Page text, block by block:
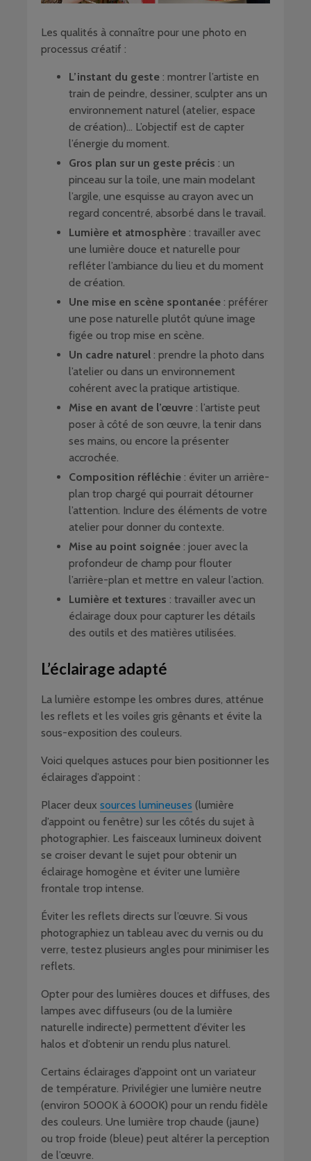
Les qualités à connaître pour une photo en
processus créatif :
L’instant du geste : montrer l’artiste en
train de peindre, dessiner, sculpter ans un
environnement naturel (atelier, espace
de création)… L’objectif est de capter
l’énergie du moment.
Gros plan sur un geste précis : un
pinceau sur la toile, une main modelant
l’argile, une esquisse au crayon avec un
regard concentré, absorbé dans le travail.
Lumière et atmosphère : travailler avec
une lumière douce et naturelle pour
refléter l’ambiance du lieu et du moment
de création.
Une mise en scène spontanée : préférer
une pose naturelle plutôt qu’une image
figée ou trop mise en scène.
Un cadre naturel : prendre la photo dans
l’atelier ou dans un environnement
cohérent avec la pratique artistique.
Mise en avant de l’œuvre : l’artiste peut
poser à côté de son œuvre, la tenir dans
ses mains, ou encore la présenter
accrochée.
Composition réfléchie : éviter un arrière-
plan trop chargé qui pourrait détourner
l’attention. Inclure des éléments de votre
atelier pour donner du contexte.
Mise au point soignée : jouer avec la
profondeur de champ pour flouter
l’arrière-plan et mettre en valeur l’action.
Lumière et textures : travailler avec un
éclairage doux pour capturer les détails
des outils et des matières utilisées.
L’éclairage adapté
La lumière estompe les ombres dures, atténue
les reflets et les voiles gris gênants et évite la
sous-exposition des couleurs.
Voici quelques astuces pour bien positionner les
éclairages d’appoint :
Placer deux sources lumineuses (lumière
d’appoint ou fenêtre) sur les côtés du sujet à
photographier. Les faisceaux lumineux doivent
se croiser devant le sujet pour obtenir un
éclairage homogène et éviter une lumière
frontale trop intense.
Éviter les reflets directs sur l’œuvre. Si vous
photographiez un tableau avec du vernis ou du
verre, testez plusieurs angles pour minimiser les
reflets.
Opter pour des lumières douces et diffuses, des
lampes avec diffuseurs (ou de la lumière
naturelle indirecte) permettent d’éviter les
halos et d’obtenir un rendu plus naturel.
Certains éclairages d’appoint ont un variateur
de température. Privilégier une lumière neutre
(environ 5000K à 6000K) pour un rendu fidèle
des couleurs. Une lumière trop chaude (jaune)
ou trop froide (bleue) peut altérer la perception
de l’œuvre.